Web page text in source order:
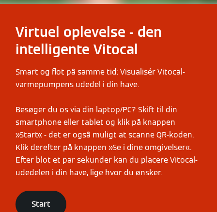
Virtuel oplevelse - den
intelligente Vitocal
Smart og flot på samme tid: Visualisér Vitocal-
varmepumpens udedel i din have.
Besøger du os via din laptop/PC? Skift til din
smartphone eller tablet og klik på knappen
»Start« - det er også muligt at scanne QR-koden.
Klik derefter på knappen »Se i dine omgivelser«.
Efter blot et par sekunder kan du placere Vitocal-
udedelen i din have, lige hvor du ønsker.
Start